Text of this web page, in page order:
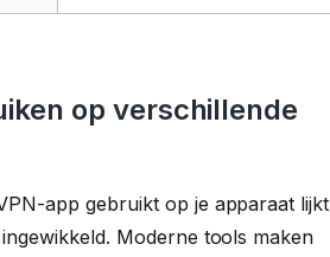
op verschillende
app gebruikt op je apparaat lijkt
Moderne tools maken